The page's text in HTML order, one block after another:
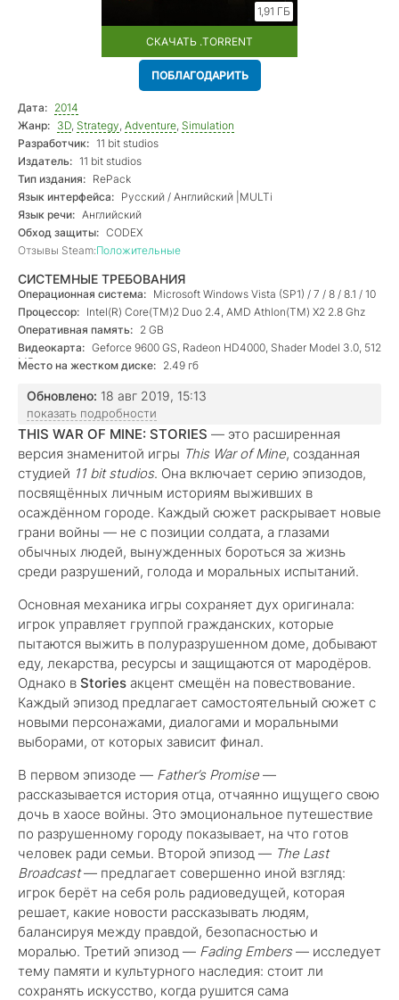
1,91 ГБ
СКАЧАТЬ .TORRENT
ПОБЛАГОДАРИТЬ
Дата: 2014
Жанр: 3D, Strategy, Adventure, Simulation
Разработчик: 11 bit studios
Издатель: 11 bit studios
Тип издания: RePack
Язык интерфейса: Русский / Английский |MULTi
Язык речи: Английский
Обход защиты: CODEX
Отзывы Steam:Положительные
СИСТЕМНЫЕ ТРЕБОВАНИЯ
Операционная система: Microsoft Windows Vista (SP1) / 7 / 8 / 8.1 / 10
Процессор: Intel(R) Core(TM)2 Duo 2.4, AMD Athlon(TM) X2 2.8 Ghz
Оперативная память: 2 GB
Видеокарта: Geforce 9600 GS, Radeon HD4000, Shader Model 3.0, 512
MB
Место на жестком диске: 2.49 гб
Обновлено: 18 авг 2019, 15:13
показать подробности
THIS WAR OF MINE: STORIES — это расширенная
версия знаменитой игры This War of Mine, созданная
студией 11 bit studios. Она включает серию эпизодов,
посвящённых личным историям выживших в
осаждённом городе. Каждый сюжет раскрывает новые
грани войны — не с позиции солдата, а глазами
обычных людей, вынужденных бороться за жизнь
среди разрушений, голода и моральных испытаний.
Основная механика игры сохраняет дух оригинала:
игрок управляет группой гражданских, которые
пытаются выжить в полуразрушенном доме, добывают
еду, лекарства, ресурсы и защищаются от мародёров.
Однако в Stories акцент смещён на повествование.
Каждый эпизод предлагает самостоятельный сюжет с
новыми персонажами, диалогами и моральными
выборами, от которых зависит финал.
В первом эпизоде — Father’s Promise —
рассказывается история отца, отчаянно ищущего свою
дочь в хаосе войны. Это эмоциональное путешествие
по разрушенному городу показывает, на что готов
человек ради семьи. Второй эпизод — The Last
Broadcast— предлагает совершенно иной взгляд:
игрок берёт на себя роль радиоведущей, которая
решает, какие новости рассказывать людям,
балансируя между правдой, безопасностью и
моралью. Третий эпизод — Fading Embers— исследует
тему памяти и культурного наследия: стоит ли
сохранять искусство, когда рушится сама